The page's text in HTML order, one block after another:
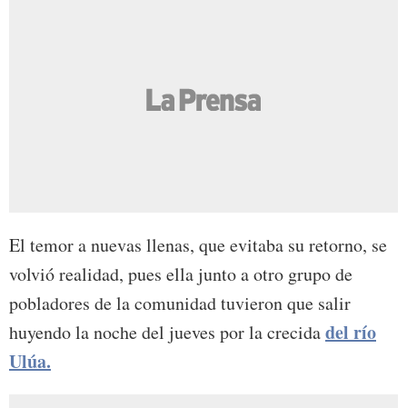
El temor a nuevas llenas, que evitaba su retorno, se
volvió realidad, pues ella junto a otro grupo de
pobladores de la comunidad tuvieron que salir
huyendo la noche del jueves por la crecidadel río
Ulúa.